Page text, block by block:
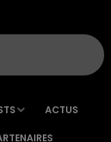
ACTUS